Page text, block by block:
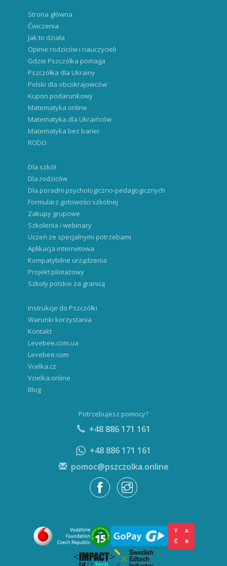
Strona główna
Ćwiczenia
Jak to działa
Opinie rodziców i nauczycieli
Gdzie Pszczółka pomaga
Pszczółka dla Ukrainy
Polski dla obcokrajowców
Kupon podarunkowy
Matematyka online
Matematyka dla Ukraińców
Matematyka bez barier
RODO
Dla szkół
Dla rodziców
Dla poradni psychologiczno-pedagogicznych
Formularz gotowości szkolnej
Zakupy grupowe
Szkolenia i webinary
Uczeń ze specjalnymi potrzebami
Aplikacja internetowa
Kompatybilne urządzenia
Projekt pilotażowy
Szkoły polskie za granicą
Instrukcje do Pszczółki
Warunki korzystania
Kontakt
Levebee.com.ua
Levebee.com
Vcelka.cz
Vcielka.online
Blog
Potrzebujesz pomocy?
+48 886 171 161
+48 886 171 161
pomoc@pszczolka.online